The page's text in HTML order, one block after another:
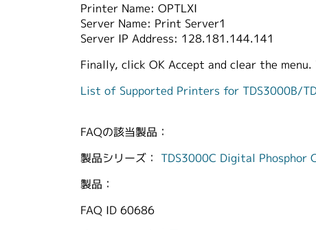
Printer Name: OPTLXI
Server Name: Print Server1
Server IP Address: 128.181.144.141
Finally, click OK Accept and clear the
List of Supported Printers for TDS3000B/
FAQの該当製品：
製品シリーズ： TDS3000C Digital Phosphor
製品：
FAQ ID 60686